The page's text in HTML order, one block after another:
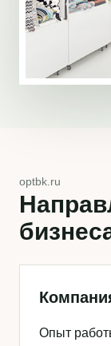
optbk.ru
Опыт